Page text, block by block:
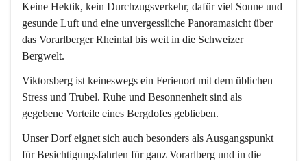
Keine Hektik, kein Durchzugsverkehr, dafür viel Sonne und
gesunde Luft und eine unvergessliche Panoramasicht über
das Vorarlberger Rheintal bis weit in die Schweizer
Bergwelt.
Viktorsberg ist keineswegs ein Ferienort mit dem üblichen
Stress und Trubel. Ruhe und Besonnenheit sind als
gegebene Vorteile eines Bergdofes geblieben.
Unser Dorf eignet sich auch besonders als Ausgangspunkt
für Besichtigungsfahrten für ganz Vorarlberg und in die